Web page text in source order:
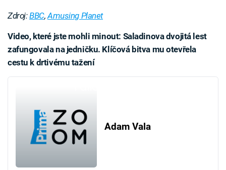
Zdroj:BBC, Amusing Planet
Video, které jste mohli minout: Saladinova dvojitá lest
zafungovala na jedničku. Klíčová bitva mu otevřela
cestu k drtivému tažení
Adam Vala